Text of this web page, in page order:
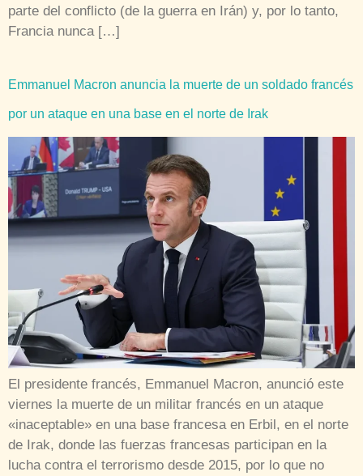
parte del conflicto (de la guerra en Irán) y, por lo tanto,
Francia nunca […]
Emmanuel Macron anuncia la muerte de un soldado francés
por un ataque en una base en el norte de Irak
El presidente francés, Emmanuel Macron, anunció este
viernes la muerte de un militar francés en un ataque
«inaceptable» en una base francesa en Erbil, en el norte
de Irak, donde las fuerzas francesas participan en la
lucha contra el terrorismo desde 2015, por lo que no